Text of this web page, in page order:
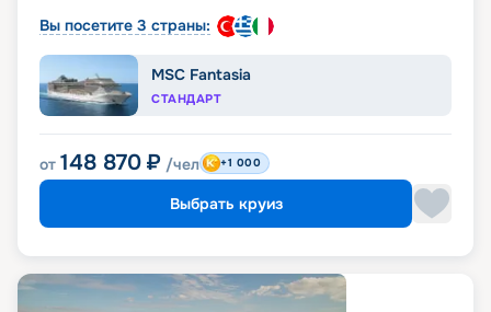
Вы посетите 3 страны:
MSC Fantasia
СТАНДАРТ
от 148 870 ₽ /чел +1 000
Выбрать круиз